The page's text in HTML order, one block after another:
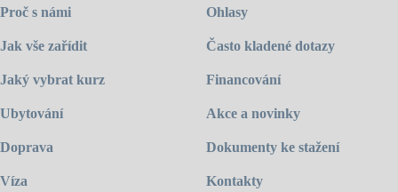
pohodlně dostupné veřejnou dopravou a v okolí školy je mnoho
Navštivte
Proč s námi
Jak vše zařídit
Jaký vybrat kurz
Ubytování
Doprava
Víza
Ohlasy
Často kladené dotazy
Financování
Akce a novinky
Dokumenty ke stažení
Kontakty